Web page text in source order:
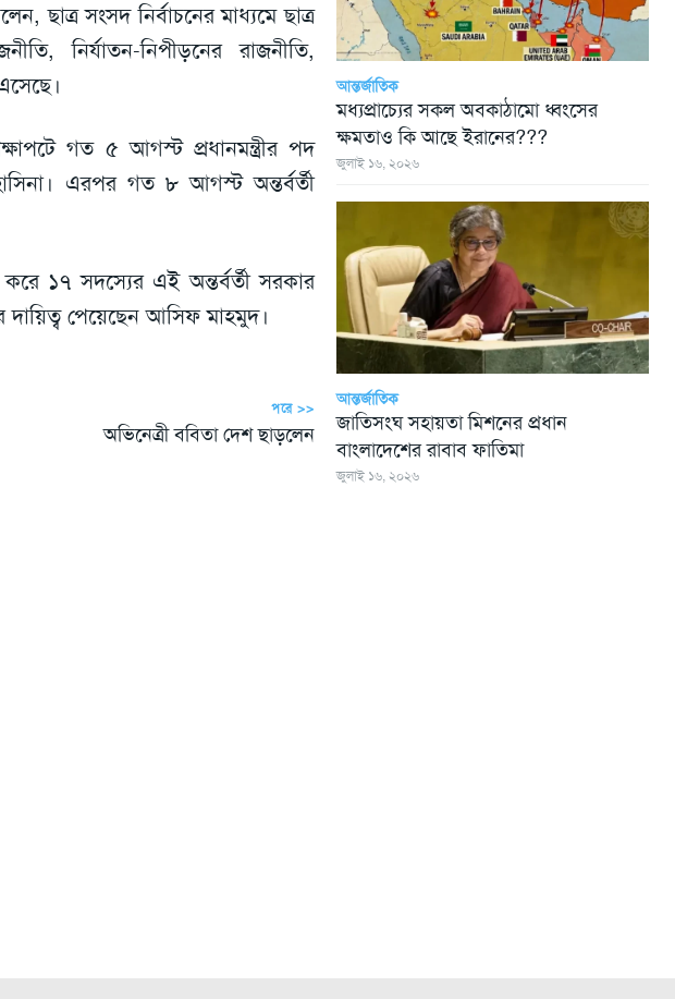
ছাত্র সংসদ নির্বাচনের মাধ্যমে ছাত্র
নির্যাতন-নিপীড়নের রাজনীতি,
গত ৫ আগস্ট প্রধানমন্ত্রীর পদ
এরপর গত ৮ আগস্ট অন্তর্বর্তী
১৭ সদস্যের এই অন্তর্বর্তী সরকার
পেয়েছেন আসিফ মাহমুদ।
পরে >>
অভিনেত্রী ববিতা দেশ ছাড়লেন
আন্তর্জাতিক
মধ্যপ্রাচ্যের সকল অবকাঠামো ধ্বংসের
ক্ষমতাও কি আছে ইরানের???
জুলাই ১৬, ২০২৬
আন্তর্জাতিক
জাতিসংঘ সহায়তা মিশনের প্রধান
বাংলাদেশের রাবাব ফাতিমা
জুলাই ১৬, ২০২৬